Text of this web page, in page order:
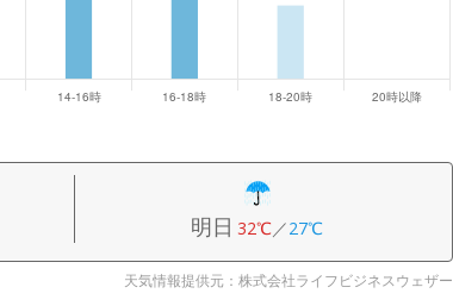
明日 32℃／27℃
天気情報提供元：株式会社ライフビジネスウェザー